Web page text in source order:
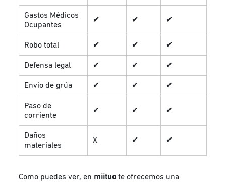
Gastos Médicos
Ocupantes
✔ ✔ ✔
Robo total ✔ ✔ ✔
Defensa legal ✔ ✔ ✔
Envío de grúa ✔ ✔ ✔
Paso de
corriente
✔ ✔ ✔
Daños
materiales
X ✔ ✔
Como puedes ver, en miituote ofrecemos una